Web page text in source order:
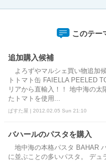
このテー
追加購入候補
よろずやマルシェ買い物追加
トトマト缶 FAIELLA PEELED
リアから直輸入！！ 地中海の太
たトマトを使用...
ぱすた屋 | 2012.02.05 Sun 21:10
バハールのパスタを購入
地中海の本格パスタ BAHAR
に並ぶことの多いパスタ。 デュ